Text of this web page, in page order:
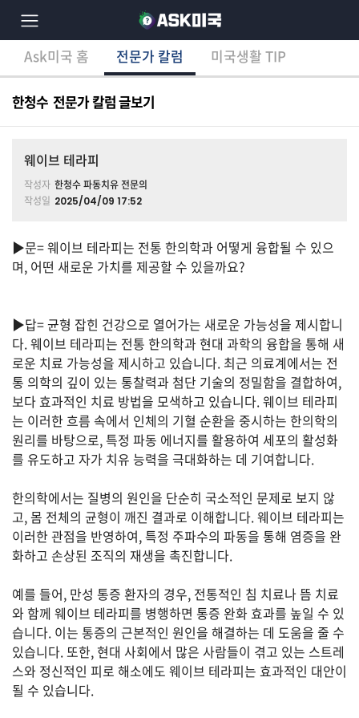
×
분
별
담
글
체
민/
비
자
법
률
주
택/
부
동
산
머
니/
재
테
크
Ask미국 홈 전문가 칼럼 미국생활 TIP
Ask미국 홈 전문가 칼럼 미국생활 TIP
한청수 전문가 칼럼 글보기
웨이브 테라피
작성자 한청수 파동치유 전문의
작성일 2025/04/09 17:52
▶문= 웨이브 테라피는 전통 한의학과 어떻게 융합될 수 있으
며, 어떤 새로운 가치를 제공할 수 있을까요?
▶답= 균형 잡힌 건강으로 열어가는 새로운 가능성을 제시합니
다. 웨이브 테라피는 전통 한의학과 현대 과학의 융합을 통해 새
로운 치료 가능성을 제시하고 있습니다. 최근 의료계에서는 전
통 의학의 깊이 있는 통찰력과 첨단 기술의 정밀함을 결합하여,
보다 효과적인 치료 방법을 모색하고 있습니다. 웨이브 테라피
는 이러한 흐름 속에서 인체의 기혈 순환을 중시하는 한의학의
원리를 바탕으로, 특정 파동 에너지를 활용하여 세포의 활성화
를 유도하고 자가 치유 능력을 극대화하는 데 기여합니다.
한의학에서는 질병의 원인을 단순히 국소적인 문제로 보지 않
고, 몸 전체의 균형이 깨진 결과로 이해합니다. 웨이브 테라피는
이러한 관점을 반영하여, 특정 주파수의 파동을 통해 염증을 완
화하고 손상된 조직의 재생을 촉진합니다.
예를 들어, 만성 통증 환자의 경우, 전통적인 침 치료나 뜸 치료
와 함께 웨이브 테라피를 병행하면 통증 완화 효과를 높일 수 있
습니다. 이는 통증의 근본적인 원인을 해결하는 데 도움을 줄 수
있습니다. 또한, 현대 사회에서 많은 사람들이 겪고 있는 스트레
스와 정신적인 피로 해소에도 웨이브 테라피는 효과적인 대안이
될 수 있습니다.